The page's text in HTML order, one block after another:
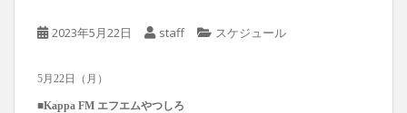
2023年5月22日 staff スケジュール
5月22日（月）
■Kappa FM エフエムやつしろ